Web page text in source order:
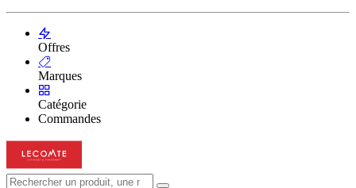
Offres
Marques
Catégorie
Commandes